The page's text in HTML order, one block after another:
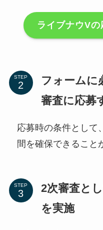
ライブナウV
STEP
フォームに
審査に応募
応募時の条件として
間を確保できること
STEP
2次審査と
を実施